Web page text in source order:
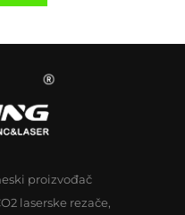
proizvođač
laserske rezače,